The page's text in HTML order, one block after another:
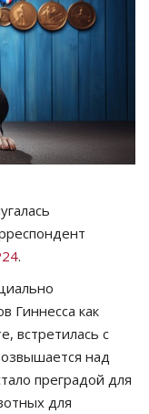
.
Гиннесса как
встретилась с
над
преградой для
для